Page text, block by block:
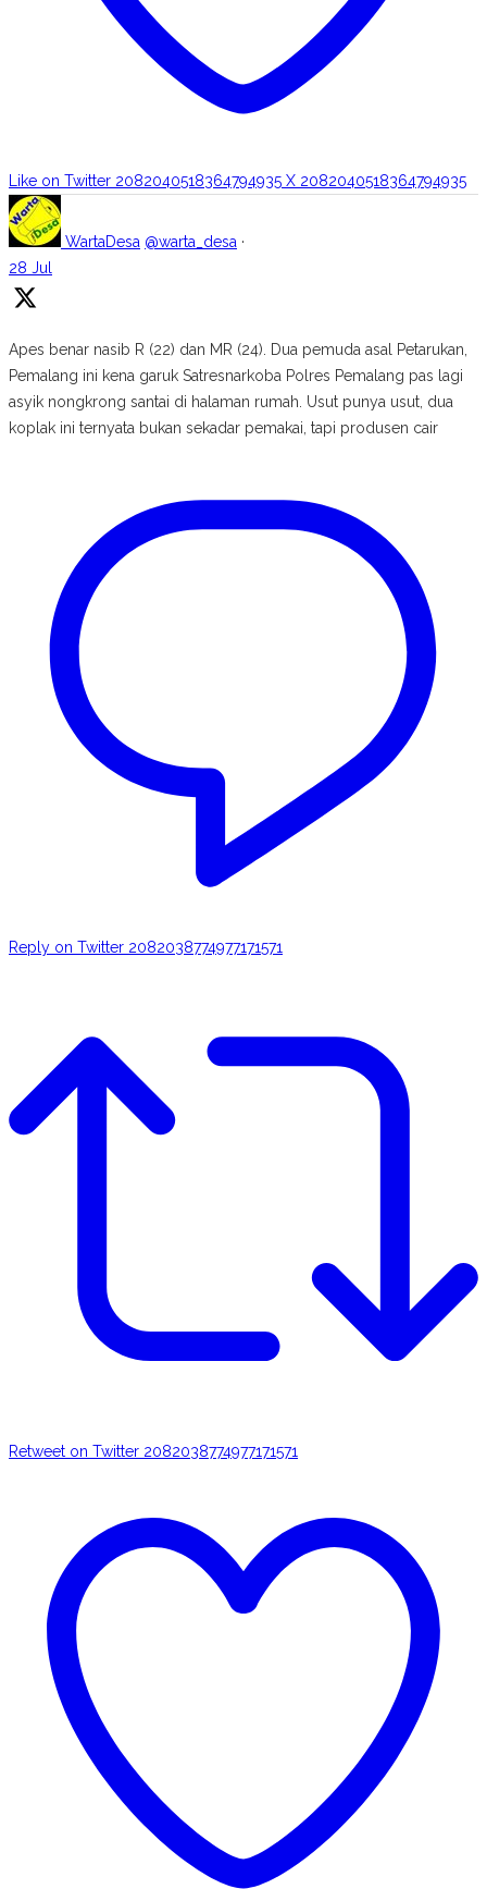
Like on Twitter 2082040518364794935 X 2082040518364794935
WartaDesa @warta_desa ·
28 Jul
Apes benar nasib R (22) dan MR (24). Dua pemuda asal Petarukan,
Pemalang ini kena garuk Satresnarkoba Polres Pemalang pas lagi
asyik nongkrong santai di halaman rumah. Usut punya usut, dua
koplak ini ternyata bukan sekadar pemakai, tapi produsen cair
Reply on Twitter 2082038774977171571
Retweet on Twitter 2082038774977171571